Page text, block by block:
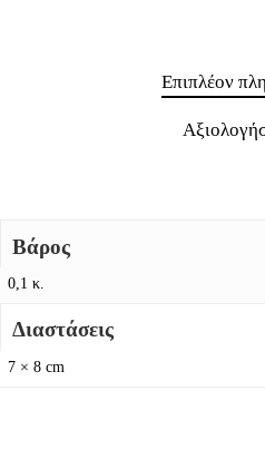
Επιπλέον
Βάρος
0,1 κ.
Διαστάσεις
7 × 8 cm